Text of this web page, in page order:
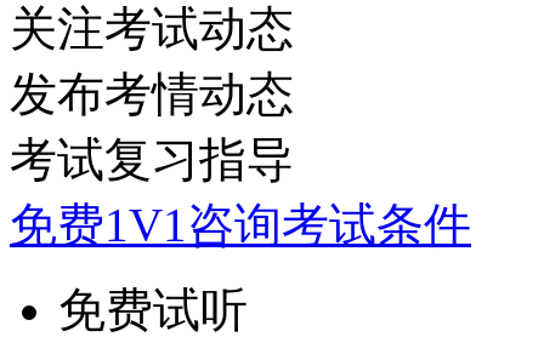
关注考试动态
发布考情动态
考试复习指导
免费1V1咨询考试条件
免费试听